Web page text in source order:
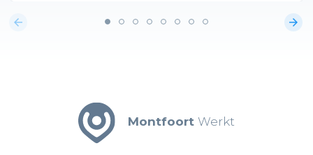
arrow_back arrow_forward
Montfoort Werkt